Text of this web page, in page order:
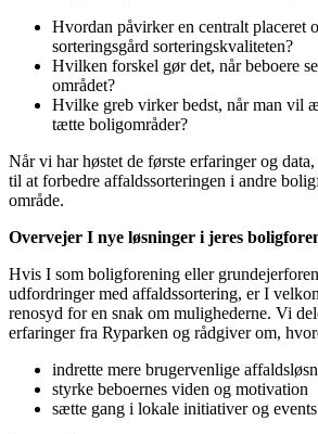
Hvordan påvirker en centralt placeret
sorteringsgård sorteringskvaliteten?
Hvilken forskel gør det, når beboere
området?
Hvilke greb virker bedst, når man vil
tætte boligområder?
Når vi har høstet de første erfaringer og
til at forbedre affaldssorteringen i andre
område.
Overvejer I nye løsninger i jeres
Hvis I som boligforening eller
udfordringer med affaldssortering, er I
renosyd for en snak om mulighederne. Vi
erfaringer fra Ryparken og rådgiver om,
indrette mere brugervenlige
styrke beboernes viden og motivation
sætte gang i lokale initiativer og